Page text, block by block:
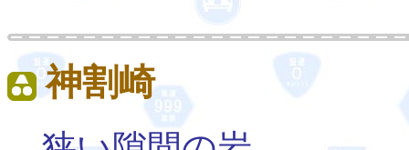
神割崎